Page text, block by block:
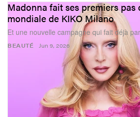
BEAUTÉ
Madonna fait ses premiers pas
mondiale de KIKO Milano
Et une nouvelle campagne qui fait déjà
Jun 9, 2026